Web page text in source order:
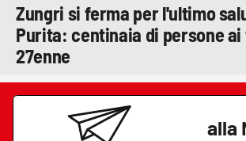
Zungri si ferma per l'ultimo
Purita: centinaia di persone
27enne
alla